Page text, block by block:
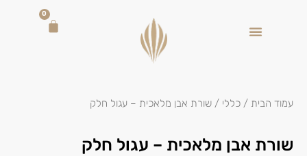
0
עמוד הבית / כללי / שורת אבן מלאכית – עגול חלק
שורת אבן מלאכית – עגול חלק